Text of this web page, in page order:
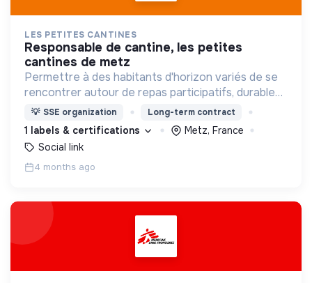
LES PETITES CANTINES
responsable de cantine, les petites
cantines de metz
Permettre à des habitants d'horizon variés de se
rencontrer autour de repas participatifs, durables
et à prix libre pour contribuer à construire une
société fondée sur la confiance.
💡 SSE organization Long-term contract
1 labels & certifications
Metz, France
Social link
4 months ago